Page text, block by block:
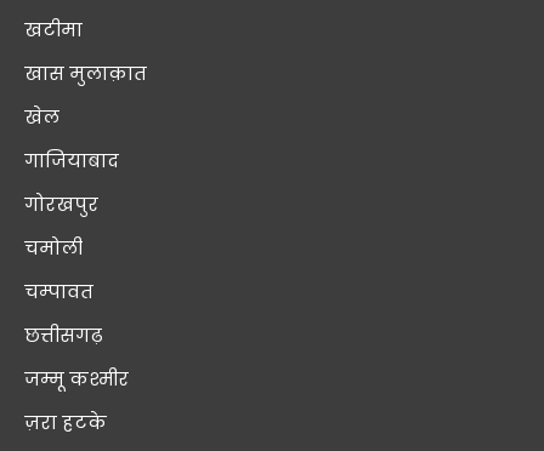
खटीमा
खास मुलाक़ात
खेल
गाजियाबाद
गोरखपुर
चमोली
चम्पावत
छत्तीसगढ़
जम्मू कश्मीर
ज़रा हटके